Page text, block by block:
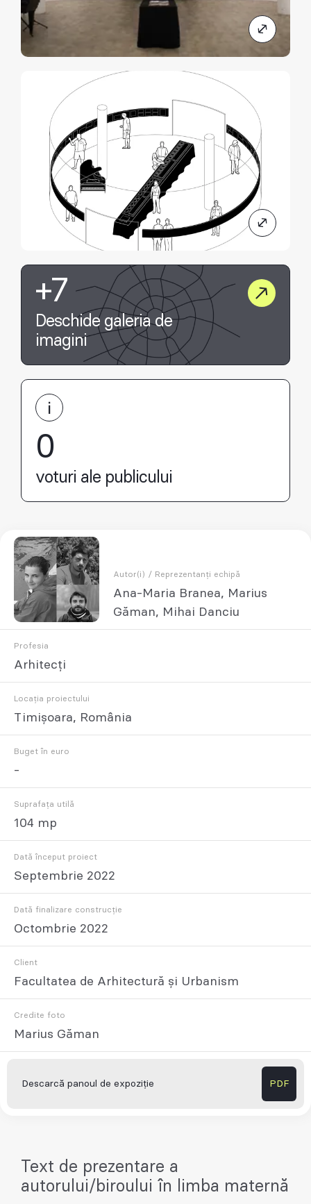
+7
Deschide galeria de
imagini
0
voturi ale publicului
Autor(i) / Reprezentanți echipă
Ana-Maria Branea, Marius
Găman, Mihai Danciu
Profesia
Arhitecți
Locația proiectului
Timișoara, România
Buget în euro
-
Suprafața utilă
104 mp
Dată început proiect
Septembrie 2022
Dată finalizare construcție
Octombrie 2022
Client
Facultatea de Arhitectură și Urbanism
Credite foto
Marius Găman
Descarcă panoul de expoziție PDF
Text de prezentare a
autorului/biroului în limba maternă